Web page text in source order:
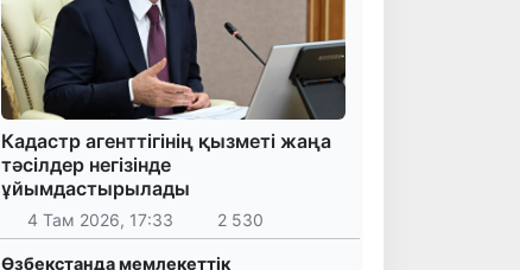
Кадастр агенттігінің қызметі жаңа
тәсілдер негізінде
ұйымдастырылады
4 Там 2026, 17:33 2 530
Өзбекстанда мемлекеттік